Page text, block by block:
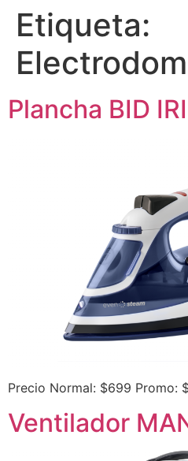
Etiqueta:
Plancha BID
Precio Normal: $699 Promo:
Ventilador